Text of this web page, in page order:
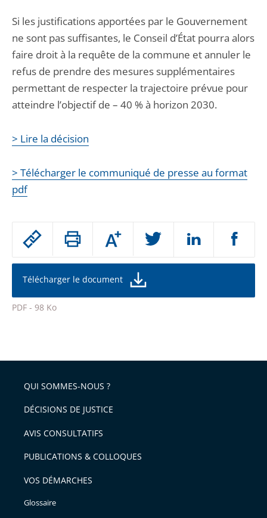
Passer
partage
de
l'article
pour
Augmenter
ou
la
de
police
Télécharger le document
PDF - 98 Ko
l'article
pour
avant
Si les justifications apportées par le Gouvernement
ne sont pas suffisantes, le Conseil d’État pourra alors
faire droit à la requête de la commune et annuler le
refus de prendre des mesures supplémentaires
permettant de respecter la trajectoire prévue pour
atteindre l’objectif de – 40 % à horizon 2030.
> Lire la décision
> Télécharger le communiqué de presse au format
pdf
QUI SOMMES-NOUS ?
DÉCISIONS DE JUSTICE
AVIS CONSULTATIFS
PUBLICATIONS & COLLOQUES
VOS DÉMARCHES
Glossaire